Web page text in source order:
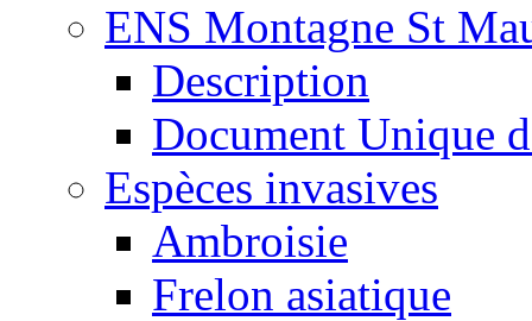
ENS Montagne St
Description
Document Unique
Espèces invasives
Ambroisie
Frelon asiatique